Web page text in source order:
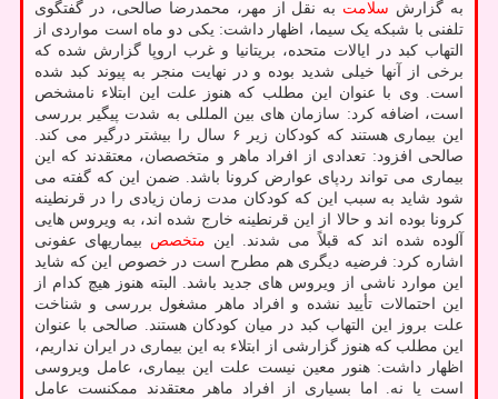
به گزارش سلامت به نقل از مهر، محمدرضا صالحی، در گفتگوی
تلفنی با شبکه یک سیما، اظهار داشت: یکی دو ماه است مواردی از
التهاب کبد در ایالات متحده، بریتانیا و غرب اروپا گزارش شده که
برخی از آنها خیلی شدید بوده و در نهایت منجر به پیوند کبد شده
است. وی با عنوان این مطلب که هنوز علت این ابتلاء نامشخص
است، اضافه کرد: سازمان های بین المللی به شدت پیگیر بررسی
این بیماری هستند که کودکان زیر ۶ سال را بیشتر درگیر می کند.
صالحی افزود: تعدادی از افراد ماهر و متخصصان، معتقدند که این
بیماری می تواند ردپای عوارض کرونا باشد. ضمن این که گفته می
شود شاید به سبب این که کودکان مدت زمان زیادی را در قرنطینه
کرونا بوده اند و حالا از این قرنطینه خارج شده اند، به ویروس هایی
آلوده شده اند که قبلاً می شدند. این متخصص بیماریهای عفونی
اشاره کرد: فرضیه دیگری هم مطرح است در خصوص این که شاید
این موارد ناشی از ویروس های جدید باشد. البته هنوز هیچ کدام از
این احتمالات تأیید نشده و افراد ماهر مشغول بررسی و شناخت
علت بروز این التهاب کبد در میان کودکان هستند. صالحی با عنوان
این مطلب که هنوز گزارشی از ابتلاء به این بیماری در ایران نداریم،
اظهار داشت: هنور معین نیست علت این بیماری، عامل ویروسی
است یا نه. اما بسیاری از افراد ماهر معتقدند ممکنست عامل